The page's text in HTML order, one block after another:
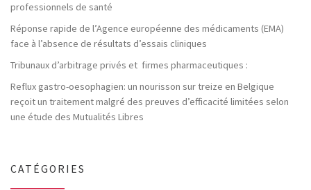
professionnels de santé
Réponse rapide de l’Agence européenne des médicaments (EMA)
face à l’absence de résultats d’essais cliniques
Tribunaux d’arbitrage privés et firmes pharmaceutiques :
Reflux gastro-oesophagien: un nourisson sur treize en Belgique
reçoit un traitement malgré des preuves d’efficacité limitées selon
une étude des Mutualités Libres
CATÉGORIES